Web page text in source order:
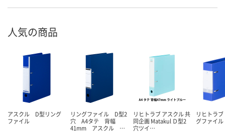
人気の商品
アスクル D型リング
ファイル
リングファイル D型2
穴 A4タテ 背幅
41mm アスクル …
リヒトラブ アスクル 共
同企画 Matakul Ｄ型2
穴ツイ…
リヒトラ
グファイ